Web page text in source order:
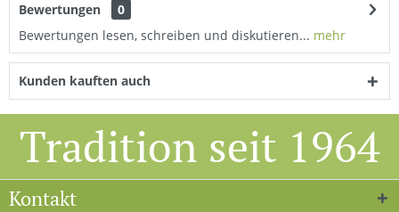
Bewertungen
0
Bewertungen lesen, schreiben und diskutieren... mehr
Kunden kauften auch
Tradition seit 1964
Kontakt